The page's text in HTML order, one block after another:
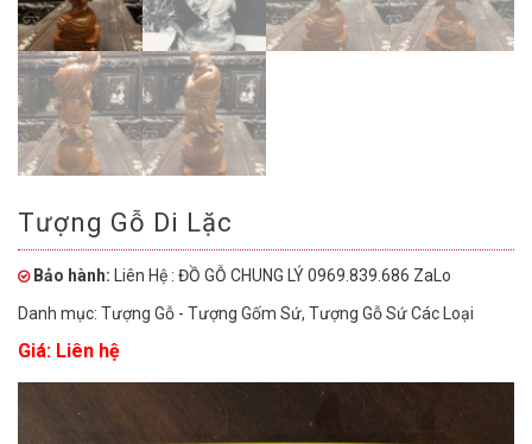
Tượng Gỗ Di Lặc
Bảo hành:
Liên Hệ : ĐỒ GỖ CHUNG LÝ 0969.839.686 ZaLo
Danh mục: Tượng Gỗ - Tượng Gốm Sứ, Tượng Gỗ Sứ Các Loại
Giá: Liên hệ